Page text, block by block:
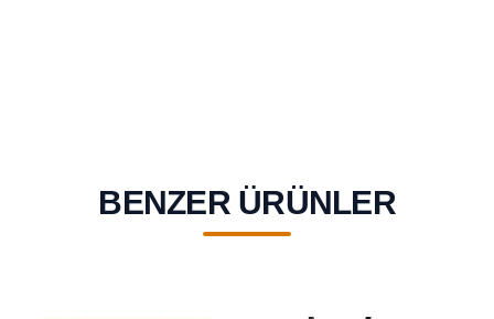
BENZER ÜRÜNLER